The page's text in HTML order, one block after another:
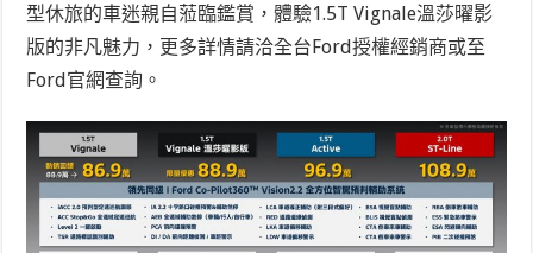
型休旅的車迷親自蒞臨鑑賞，體驗1.5T Vignale溫莎曜影
版的非凡魅力，更多詳情請洽全台Ford授權經銷商或至
Ford官網查詢。